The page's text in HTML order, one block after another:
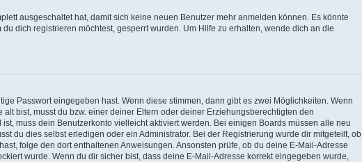
ausgeschaltet hat, damit sich keine neuen Benutzer mehr anmelden können. Es könnte
dich registrieren möchtest, gesperrt wurden. Um Hilfe zu erhalten, wende dich an die
Passwort eingegeben hast. Wenn diese stimmen, dann gibt es zwei Möglichkeiten. Wenn
bist, musst du bzw. einer deiner Eltern oder deiner Erziehungsberechtigten den
muss dein Benutzerkonto vielleicht aktiviert werden. Bei einigen Boards müssen alle neu
du dies selbst erledigen oder ein Administrator. Bei der Registrierung wurde dir mitgeteilt, ob
folge den dort enthaltenen Anweisungen. Ansonsten prüfe, ob du deine E-Mail-Adresse
wurde. Wenn du dir sicher bist, dass deine E-Mail-Adresse korrekt eingegeben wurde,